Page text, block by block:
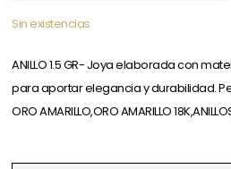
Sin existencias
ANILLO 1.5 GR- Joya elaborada con
para aportar elegancia y durabilidad.
ORO AMARILLO,ORO AMARILLO